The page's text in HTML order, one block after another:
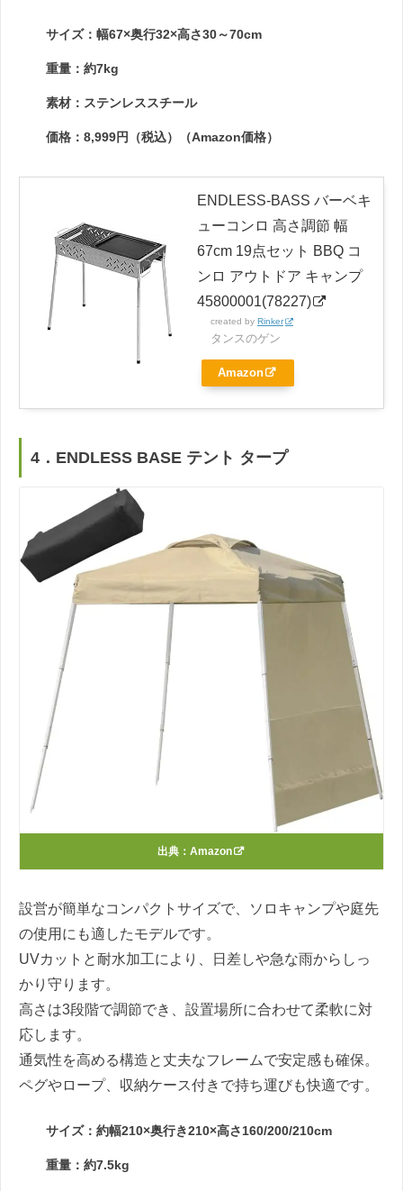
サイズ：幅67×奥行32×高さ30～70cm
重量：約7kg
素材：ステンレススチール
価格：8,999円（税込）（Amazon価格）
ENDLESS-BASS バーベキ
ューコンロ 高さ調節 幅
67cm 19点セット BBQ コ
ンロ アウトドア キャンプ
45800001(78227)
created by Rinker
タンスのゲン
Amazon
4．ENDLESS BASE テント タープ
出典： Amazon
設営が簡単なコンパクトサイズで、ソロキャンプや庭先
の使用にも適したモデルです。
UVカットと耐水加工により、日差しや急な雨からしっ
かり守ります。
高さは3段階で調節でき、設置場所に合わせて柔軟に対
応します。
通気性を高める構造と丈夫なフレームで安定感も確保。
ペグやロープ、収納ケース付きで持ち運びも快適です。
サイズ：約幅210×奥行き210×高さ160/200/210cm
重量：約7.5kg